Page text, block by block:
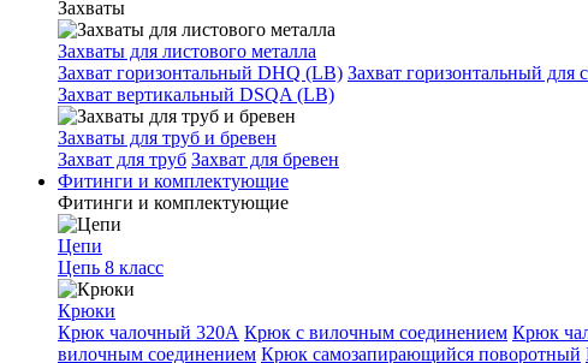
Захваты
Захваты для листового металла
Захват горизонтальный DHQ (LB) Захват горизонтальный
Захват вертикальный DSQA (LB)
Захваты для труб и бревен
Захват для труб Захват для бревен
Фитинги и комплектующие
Фитинги и комплектующие
Цепи
Цепь 8 класс
Крюки
Крюк чалочный 320А Крюк с вилочным соединением Крюк
вилочным соединением Крюк самозапирающийся поворотный